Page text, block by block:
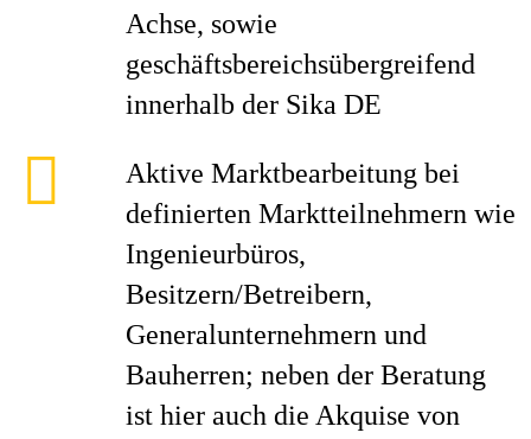
Achse, sowie
geschäftsbereichsübergreifend
innerhalb der Sika DE
Aktive Marktbearbeitung bei
definierten Marktteilnehmern wie
Ingenieurbüros,
Besitzern/Betreibern,
Generalunternehmern und
Bauherren; neben der Beratung
ist hier auch die Akquise von